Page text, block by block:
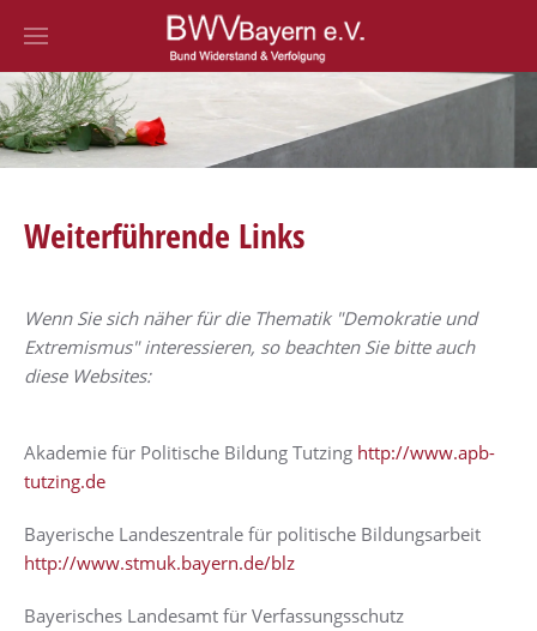
Zum Hauptinhalt springen
Weiterführende Links
Wenn Sie sich näher für die Thematik "Demokratie und
Extremismus" interessieren, so beachten Sie bitte auch
diese Websites:
Akademie für Politische Bildung Tutzing http://www.apb-
tutzing.de
Bayerische Landeszentrale für politische Bildungsarbeit
http://www.stmuk.bayern.de/blz
Bayerisches Landesamt für Verfassungsschutz